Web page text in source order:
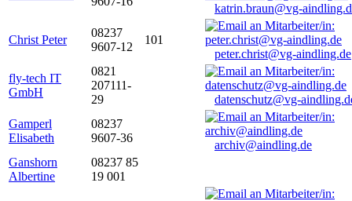
katrin.braun@vg-
Christ Peter
08237
9607-12
101
peter.christ@vg-aindling.de
fly-tech IT
GmbH
0821
207111-
29
datenschutz@vg-
Gamperl
Elisabeth
08237
9607-36
archiv@aindling.de
Ganshorn
Albertine
08237 85
19 001